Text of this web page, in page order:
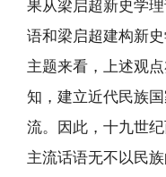
果从梁启超新史学
语和梁启超建构新
主题来看，上述观
知，建立近代民族
流。因此，十九世
主流话语无不以民